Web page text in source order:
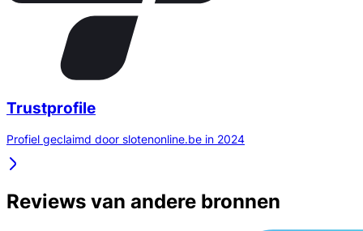
Trustprofile
Profiel geclaimd door slotenonline.be in 2024
Reviews van andere bronnen